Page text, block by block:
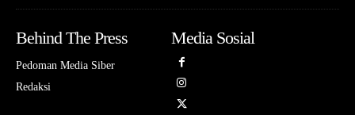
Behind The Press
Pedoman Media Siber
Redaksi
Media Sosial